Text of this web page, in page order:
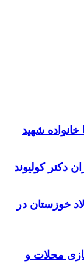
شهید
دکتر کولیوند
خوزستان در
محلات و